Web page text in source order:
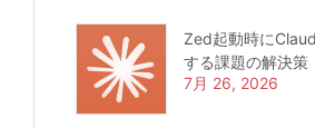
Zed起動時に
する課題の解決策
7月 26, 2026